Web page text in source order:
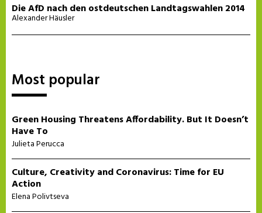
Die AfD nach den ostdeutschen Landtagswahlen 2014
Alexander Häusler
Most popular
Green Housing Threatens Affordability. But It Doesn’t
Have To
Julieta Perucca
Culture, Creativity and Coronavirus: Time for EU
Action
Elena Polivtseva